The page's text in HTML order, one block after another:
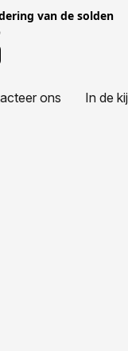
van de solden
ons In de